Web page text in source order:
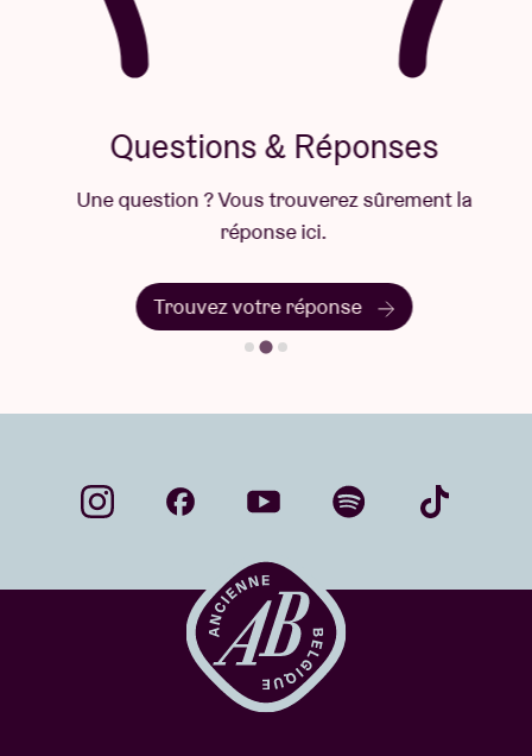
Questions & Réponses
Une question ? Vous trouverez sûrement la
réponse ici.
Trouvez votre réponse